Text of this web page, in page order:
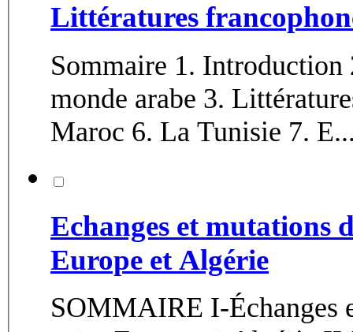
Littératures
Sommaire 1. Introduction 2. La présence du français dans le
monde arabe 3.
Maroc 6. La Tunisie 7.
Echanges et mutations
Europe et Algérie
SOMMAIRE I-Échanges